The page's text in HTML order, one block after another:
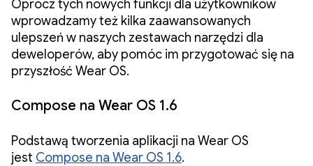
Oprócz tych nowych funkcji dla użytkowników
wprowadzamy też kilka zaawansowanych
ulepszeń w naszych zestawach narzędzi dla
deweloperów, aby pomóc im przygotować się na
przyszłość Wear OS.
Compose na Wear OS 1.6
Podstawą tworzenia aplikacji na Wear OS
jest Compose na Wear OS 1.6.